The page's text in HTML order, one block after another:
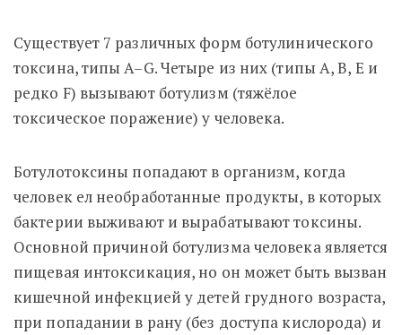
Существует 7 различных форм ботулинического
токсина, типы A–G. Четыре из них (типы A, B, E и
редко F) вызывают ботулизм (тяжёлое
токсическое поражение) у человека.
Ботулотоксины попадают в организм, когда
человек ел необработанные продукты, в которых
бактерии выживают и вырабатывают токсины.
Основной причиной ботулизма человека является
пищевая интоксикация, но он может быть вызван
кишечной инфекцией у детей грудного возраста,
при попадании в рану (без доступа кислорода) и